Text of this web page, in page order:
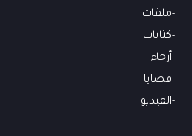
ملفات
كتابات
أرجاء
قضايا
الفيديو